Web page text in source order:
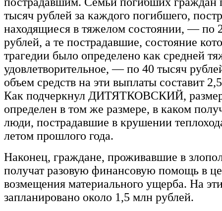
тысяч рублей за каждого погибшего,
находящиеся в тяжелом состоянии, — по
рублей, а те пострадавшие, состояние
трагедии было определено как средней
удовлетворительное, — по 40 тысяч
объем средств на эти выплаты составит
Как подчеркнул ДИТЯТКОВСКИЙ,
определен в том же размере, в каком
люди, пострадавшие в крушении
летом прошлого года.
Наконец, граждане, проживавшие в
получат разовую финансовую помощь в
возмещения материального ущерба. На
запланировано около 1,5 млн рублей.